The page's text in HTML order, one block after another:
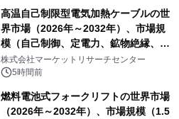
高温自己制限型電気加熱ケーブルの世
界市場（2026年～2032年）、市場規
模（自己制御、定電力、鉱物絶縁、表
皮効果）・分析レポートを発表
株式会社マーケットリサーチセンター
5時間前
燃料電池式フォークリフトの世界市場
（2026年～2032年）、市場規模（1.5